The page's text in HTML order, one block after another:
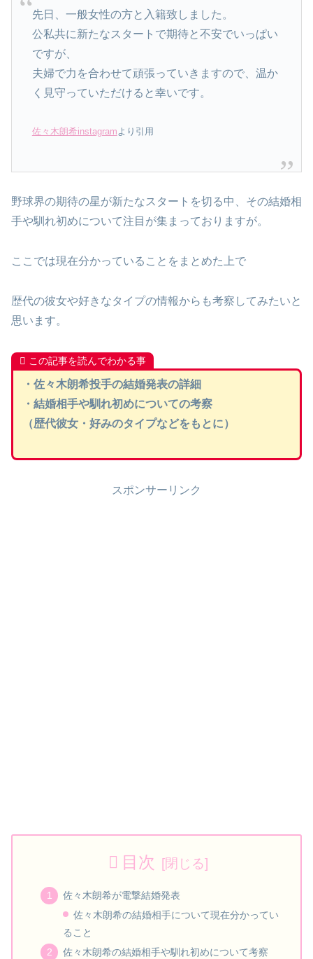
先日、一般女性の方と入籍致しました。
公私共に新たなスタートで期待と不安でいっぱい
ですが、
夫婦で力を合わせて頑張っていきますので、温か
く見守っていただけると幸いです。
佐々木朗希instagram より引用
野球界の期待の星が新たなスタートを切る中、その結婚相
手や馴れ初めについて注目が集まっておりますが。
ここでは現在分かっていることをまとめた上で
歴代の彼女や好きなタイプの情報からも考察してみたいと
思います。
この記事を読んでわかる事
・佐々木朗希投手の結婚発表の詳細
・結婚相手や馴れ初めについての考察
（歴代彼女・好みのタイプなどをもとに）
スポンサーリンク
目次
佐々木朗希が電撃結婚発表
佐々木朗希の結婚相手について現在分かってい
ること
佐々木朗希の結婚相手や馴れ初めについて考察